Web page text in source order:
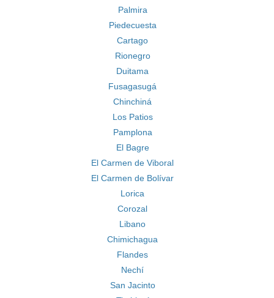
Palmira
Piedecuesta
Cartago
Rionegro
Duitama
Fusagasugá
Chinchiná
Los Patios
Pamplona
El Bagre
El Carmen de Viboral
El Carmen de Bolívar
Lorica
Corozal
Libano
Chimichagua
Flandes
Nechí
San Jacinto